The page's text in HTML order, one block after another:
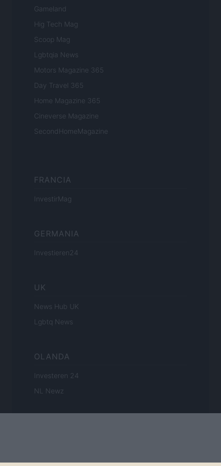
Gameland
Hig Tech Mag
Scoop Mag
Lgbtqia News
Motors Magazine 365
Day Travel 365
Home Magazine 365
Cineverse Magazine
SecondHomeMagazine
FRANCIA
InvestirMag
GERMANIA
Investieren24
UK
News Hub UK
Lgbtq News
OLANDA
Investeren 24
NL Newz